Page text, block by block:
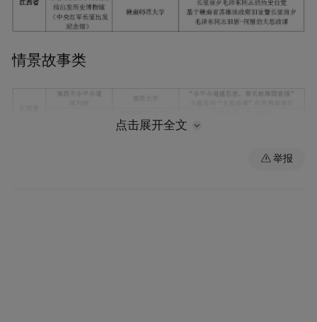
情景故事类
点击展开全文
举报